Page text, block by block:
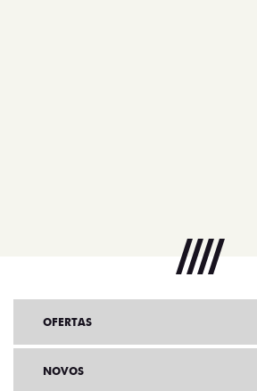
OFERTAS
NOVOS